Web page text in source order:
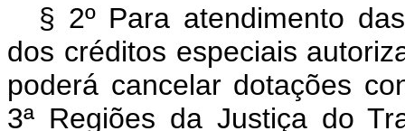
§ 2º Para atendimento
dos créditos especiais
poderá cancelar dotações
3ª Regiões da Justiça do